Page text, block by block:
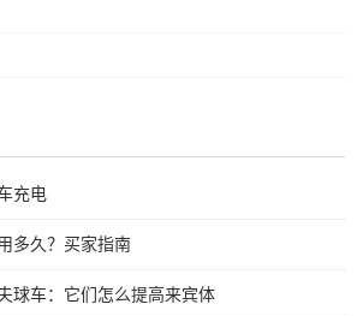
充电
多久？买家指南
球车：它们怎么提高来宾体